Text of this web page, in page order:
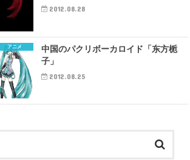
2012.08.28
アニメ
中国のパクリボーカロイド「东方栀
子」
2012.08.25